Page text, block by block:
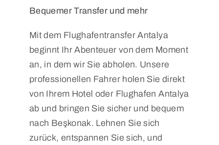
Bequemer Transfer und mehr
Mit dem Flughafentransfer Antalya
beginnt Ihr Abenteuer von dem Moment
an, in dem wir Sie abholen. Unsere
professionellen Fahrer holen Sie direkt
von Ihrem Hotel oder Flughafen Antalya
ab und bringen Sie sicher und bequem
nach Beşkonak. Lehnen Sie sich
zurück, entspannen Sie sich, und